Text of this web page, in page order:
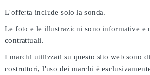
L'offerta include solo la sonda.
Le foto e le illustrazioni sono informative e
contrattuali.
I marchi utilizzati su questo sito web sono
costruttori, l'uso dei marchi è